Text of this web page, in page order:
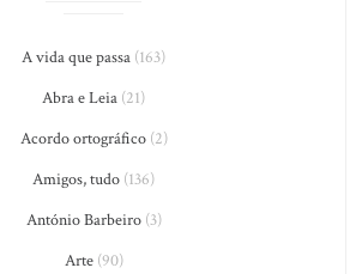
A vida que passa (163)
Abra e Leia (21)
Acordo ortográfico(2)
Amigos, tudo (136)
António Barbeiro(3)
Arte(90)